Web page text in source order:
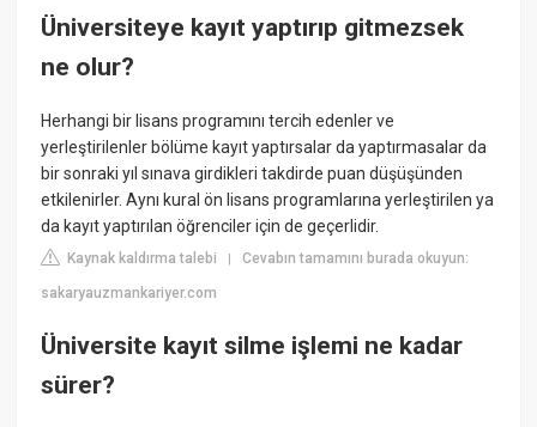
Üniversiteye kayıt yaptırıp gitmezsek
ne olur?
Herhangi bir lisans programını tercih edenler ve
yerleştirilenler bölüme kayıt yaptırsalar da yaptırmasalar da
bir sonraki yıl sınava girdikleri takdirde puan düşüşünden
etkilenirler. Aynı kural ön lisans programlarına yerleştirilen ya
da kayıt yaptırılan öğrenciler için de geçerlidir.
Kaynak kaldırma talebi |Cevabın tamamını burada okuyun:
sakaryauzmankariyer.com
Üniversite kayıt silme işlemi ne kadar
sürer?